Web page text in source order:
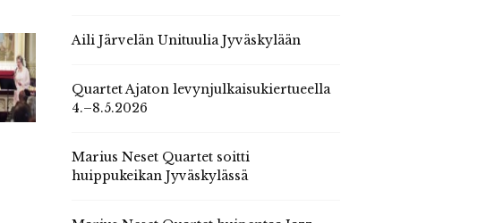
Aili Järvelän Unituulia Jyväskylään
Quartet Ajaton levynjulkaisukiertueella
4.–8.5.2026
Marius Neset Quartet soitti
huippukeikan Jyväskylässä